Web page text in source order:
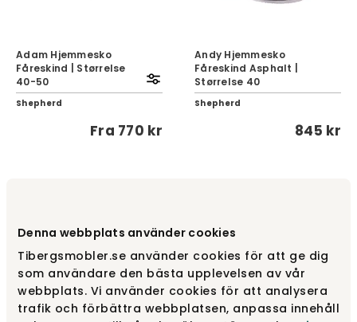
Denna webbplats använder cookies
Tibergsmobler.se använder cookies för att ge dig
som användare den bästa upplevelsen av vår
webbplats. Vi använder cookies för att analysera
trafik och förbättra webbplatsen, anpassa innehåll
Adam Hjemmesko
Fåreskind | Størrelse
40-50
Shepherd
Fra 770 kr
Andy Hjemmesko
Fåreskind Asphalt |
Størrelse 40
Shepherd
845 kr
1 2 3 4 ... 10